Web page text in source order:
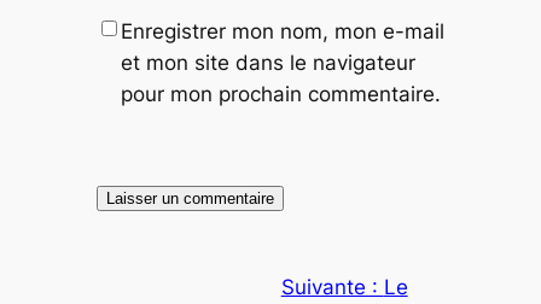
Enregistrer mon nom, mon e-mail
et mon site dans le navigateur
pour mon prochain commentaire.
Suivante : Le